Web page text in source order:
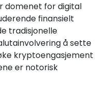
domenet for digital
finansielt
tradisjonelle
å sette
kryptoengasjement
er notorisk